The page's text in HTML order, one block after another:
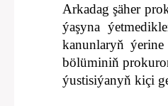
Arkadag şäher
ýaşyna
kanunlaryň
bölüminiň
ýustisiýanyň kiçi